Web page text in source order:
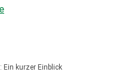
kurzer Einblick